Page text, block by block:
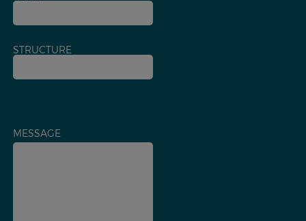
STRUCTURE
MESSAGE